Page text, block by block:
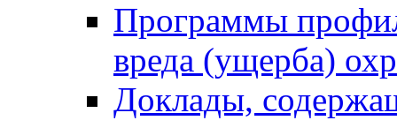
Программы
вреда (ущерба)
Доклады,